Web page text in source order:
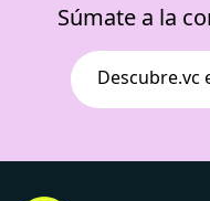
Súmate a la
Descubre.vc